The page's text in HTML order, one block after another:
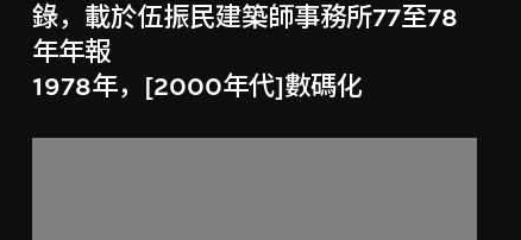
錄，載於伍振民建築師事務所77至78
年年報
1978年，[2000年代]數碼化